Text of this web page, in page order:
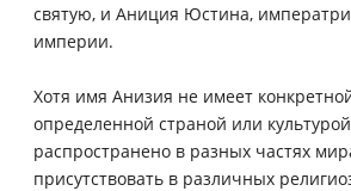
святую, и Аниция Юстина,
империи.
Хотя имя Анизия не имеет
определенной страной или
распространено в разных частях
присутствовать в различных